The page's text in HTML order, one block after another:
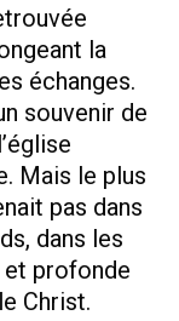
la
échanges.
souvenir de
Mais le plus
pas dans
dans les
profonde
Christ.